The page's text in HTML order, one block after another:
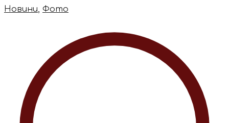
Новини, Фото